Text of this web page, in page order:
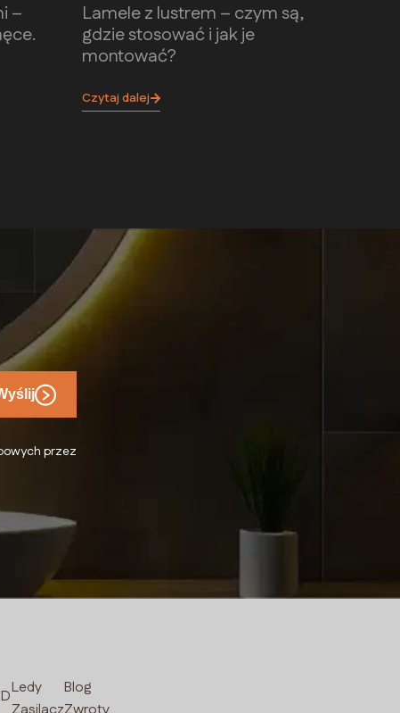
–
Lamele z lustrem – czym są,
gdzie stosować i jak je
montować?
Czytaj dalej
przez
Ledy
Blog